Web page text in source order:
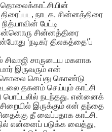
தொலைக்காட்சியின்
திரைப்பட, நாடக, சின்னத்திரை
பேட்டி
சின்னத்திரை
‘நடிகர் திலகத்தை’ப்
சிவாஜி சாருடைய மகளாக
இருவரும் என்
செய்து கொண்டு
தகனம் செய்யும் காட்சி
பொட்டலில் நடந்தது. என்னைக்
இருக்கும் என் தந்தை
தீ வைப்பதாக காட்சி.
என்னைப் படுக்க வைத்து,